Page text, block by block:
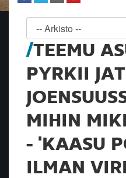
TEEMU
PYRKII
MIHIN
- 'KAASU
ILMAN